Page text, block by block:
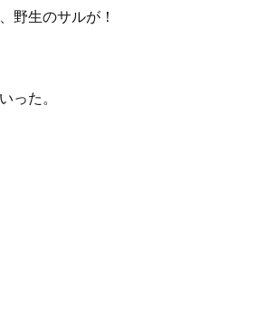
野生のサルが！
った。